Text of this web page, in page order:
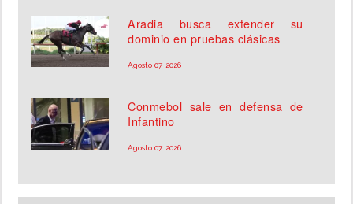
Aradia busca extender su
dominio en pruebas clásicas
Agosto 07, 2026
Conmebol sale en defensa de
Infantino
Agosto 07, 2026